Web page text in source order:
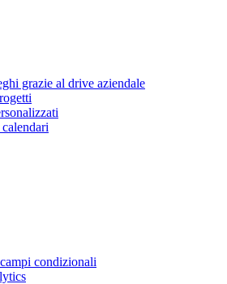
grazie al drive aziendale
condizionali